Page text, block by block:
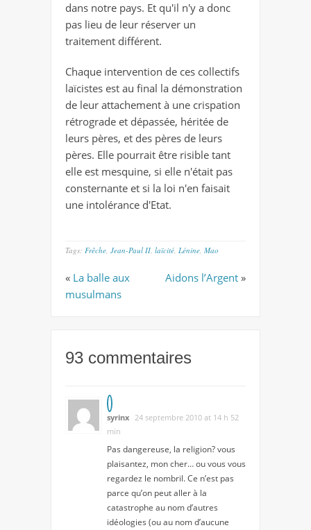
dans notre pays. Et qu'il n'y a donc
pas lieu de leur réserver un
traitement différent.
Chaque intervention de ces collectifs
laïcistes est au final la démonstration
de leur attachement à une crispation
rétrograde et dépassée, héritée de
leurs pères, et des pères de leurs
pères. Elle pourrait être risible tant
elle est mesquine, si elle n'était pas
consternante et si la loi n'en faisait
une intolérance d'Etat.
Tags: Frêche, Jean-Paul II, laïcité, Lénine, Mao
« La balle aux
musulmans
Aidons l’Argent »
93 commentaires
syrinx 24 septembre 2010 at 14 h 52
min
Pas dangereuse, la religion? vous
plaisantez, mon cher… ou vous vous
regardez le nombril. Ce n’est pas
parce qu’on peut aller à la
catastrophe au nom d’autres
idéologies (ou au nom d’aucune